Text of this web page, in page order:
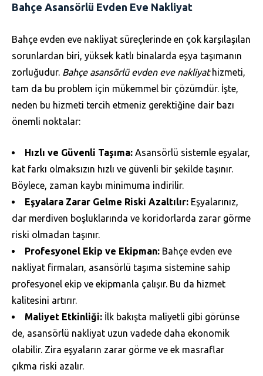
Bahçe Asansörlü Evden Eve Nakliyat
Bahçe evden eve nakliyat süreçlerinde en çok karşılaşılan
sorunlardan biri, yüksek katlı binalarda eşya taşımanın
zorluğudur. Bahçe asansörlü evden eve nakliyathizmeti,
tam da bu problem için mükemmel bir çözümdür. İşte,
neden bu hizmeti tercih etmeniz gerektiğine dair bazı
önemli noktalar:
Hızlı ve Güvenli Taşıma: Asansörlü sistemle eşyalar,
kat farkı olmaksızın hızlı ve güvenli bir şekilde taşınır.
Böylece, zaman kaybı minimuma indirilir.
Eşyalara Zarar Gelme Riski Azaltılır: Eşyalarınız,
dar merdiven boşluklarında ve koridorlarda zarar görme
riski olmadan taşınır.
Profesyonel Ekip ve Ekipman: Bahçe evden eve
nakliyat firmaları, asansörlü taşıma sistemine sahip
profesyonel ekip ve ekipmanla çalışır. Bu da hizmet
kalitesini artırır.
Maliyet Etkinliği: İlk bakışta maliyetli gibi görünse
de, asansörlü nakliyat uzun vadede daha ekonomik
olabilir. Zira eşyaların zarar görme ve ek masraflar
çıkma riski azalır.